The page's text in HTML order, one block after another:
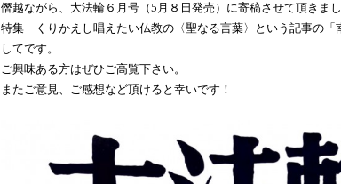
僭越ながら、大法輪６月号（5月８日発売）に寄稿させて頂きまし
特集 くりかえし唱えたい仏教の〈聖なる言葉〉という記事の「
してです。
ご興味ある方はぜひご高覧下さい。
またご意見、ご感想など頂けると幸いです！